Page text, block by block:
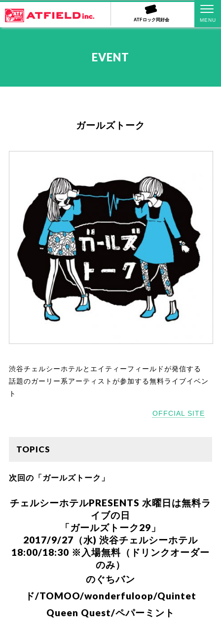
ATFロック同好会
EVENT
ガールズトーク
渋谷チェルシーホテルとエイティーフィールドが発信する
話題のガーリー系アーティストが参加する無料ライブイベン
ト
OFFCIAL SITE
TOPICS
次回の「ガールズトーク」
チェルシーホテルPRESENTS 水曜日は無料ラ
イブの日
「ガールズトーク29」
2017/9/27（水) 渋谷チェルシーホテル
18:00/18:30 ※入場無料（ドリンクオーダー
のみ）
のぐちバン
ド/TOMOO/wonderfuloop/Quintet
Queen Quest/ペパーミント